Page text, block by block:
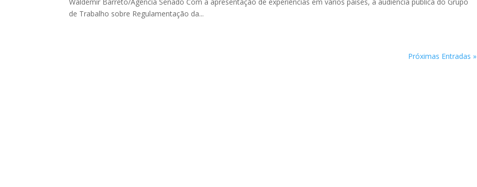
Waldemir Barreto/Agência Senado Com a apresentação de experiências em vários países, a audiência pública do Grupo
de Trabalho sobre Regulamentação da...
Próximas Entradas »